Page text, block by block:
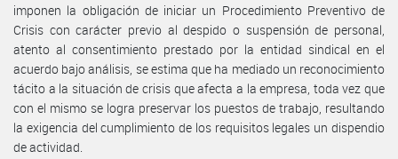
imponen la obligación de iniciar un Procedimiento Preventivo de
Crisis con carácter previo al despido o suspensión de personal,
atento al consentimiento prestado por la entidad sindical en el
acuerdo bajo análisis, se estima que ha mediado un reconocimiento
tácito a la situación de crisis que afecta a la empresa, toda vez que
con el mismo se logra preservar los puestos de trabajo, resultando
la exigencia del cumplimiento de los requisitos legales un dispendio
de actividad.